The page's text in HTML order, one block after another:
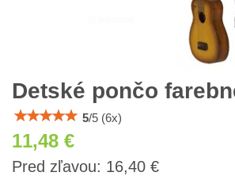
Detské pončo
5/5 (6x)
11,48 €
Pred zľavou: 16,40 €s